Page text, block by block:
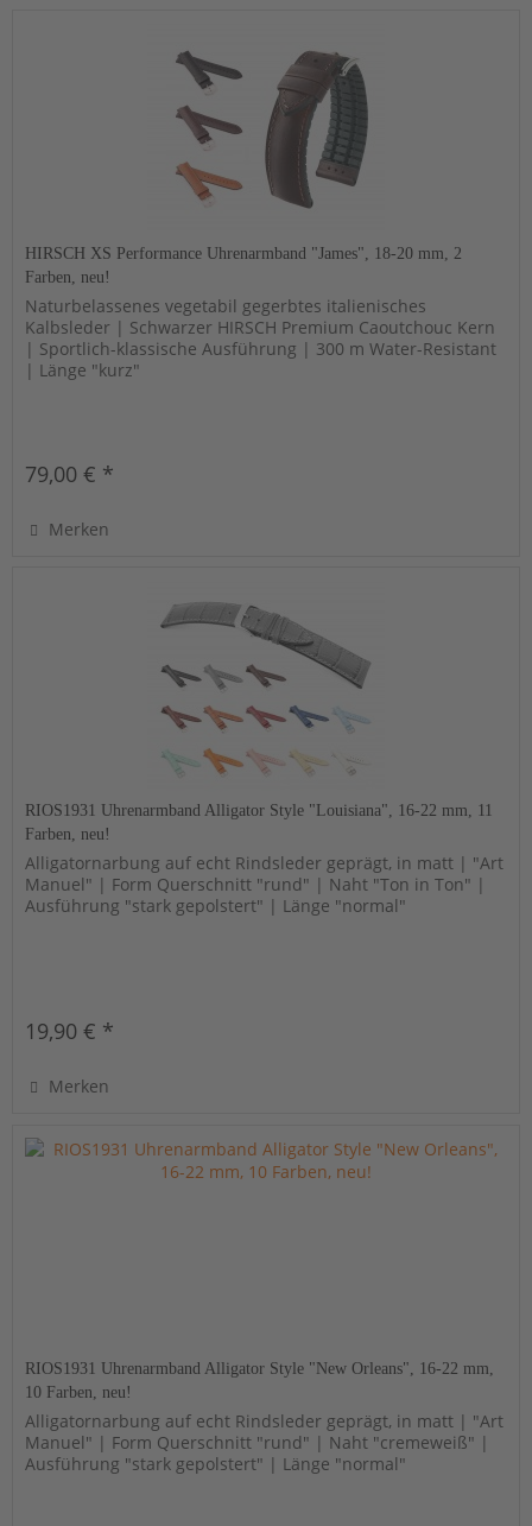
HIRSCH XS Performance Uhrenarmband "James", 18-20 mm, 2
Farben, neu!
Naturbelassenes vegetabil gegerbtes italienisches
Kalbsleder | Schwarzer HIRSCH Premium Caoutchouc Kern
| Sportlich-klassische Ausführung | 300 m Water-Resistant
| Länge "kurz"
79,00 € *
Merken
RIOS1931 Uhrenarmband Alligator Style "Louisiana", 16-22 mm, 11
Farben, neu!
Alligatornarbung auf echt Rindsleder geprägt, in matt | "Art
Manuel" | Form Querschnitt "rund" | Naht "Ton in Ton" |
Ausführung "stark gepolstert" | Länge "normal"
19,90 € *
Merken
RIOS1931 Uhrenarmband Alligator Style "New Orleans", 16-22 mm,
10 Farben, neu!
Alligatornarbung auf echt Rindsleder geprägt, in matt | "Art
Manuel" | Form Querschnitt "rund" | Naht "cremeweiß" |
Ausführung "stark gepolstert" | Länge "normal"